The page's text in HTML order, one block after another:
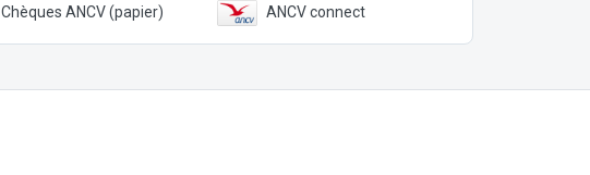
Chèques ANCV (papier) ANCV connect